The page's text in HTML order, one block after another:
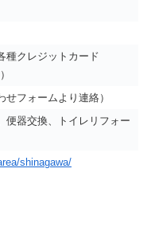
種クレジットカード
フォームより連絡）
便器交換、トイレリフォー
shinagawa/